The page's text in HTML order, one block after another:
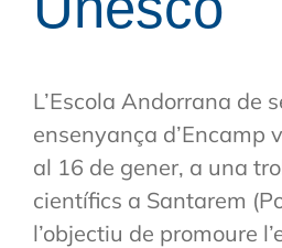
L’Escola Andorrana de
ensenyança d’Encamp
al 16 de gener, a una
científics a Santarem
l’objectiu de promoure